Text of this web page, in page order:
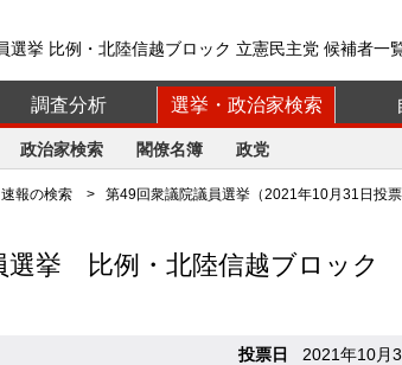
選挙 比例・北陸信越ブロック 立憲民主党 候補者一
調査分析 選挙・政治家検索
政治家検索 閣僚名簿 政党
報の検索 > 第49回衆議院議員選挙（2021年10月31日投票
選挙 比例・北陸信越ブロック
投票日
2021年10月